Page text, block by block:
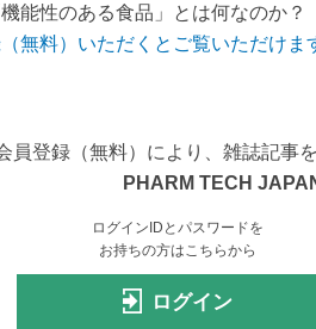
能性のある食品」とは何なのか
無料）いただくとご覧いただけま
員登録（無料）により、雑誌記事
PHARM TECH
ログインIDとパスワードを
お持ちの方はこちらから
ログイン